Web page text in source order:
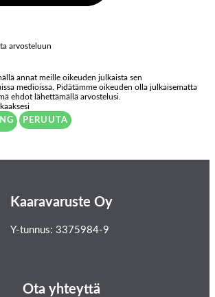
arvosteluun
annat meille oikeuden julkaista sen
medioissa. Pidätämme oikeuden olla julkaisematta
ehdot lähettämällä arvostelusi.
PERUUTA
Kaaravaruste Oy
Y-tunnus: 3375984-9
Ota yhteyttä